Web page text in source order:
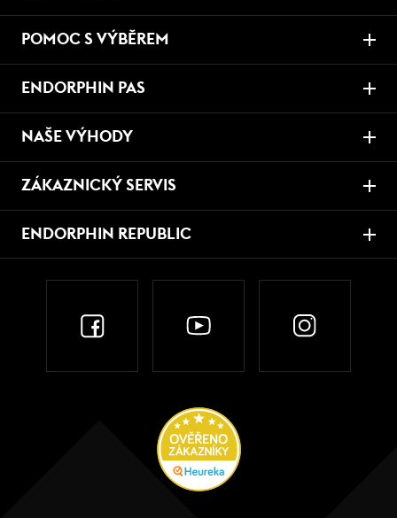
POMOC S VÝBĚREM
ENDORPHIN PAS
NAŠE VÝHODY
ZÁKAZNICKÝ SERVIS
ENDORPHIN REPUBLIC